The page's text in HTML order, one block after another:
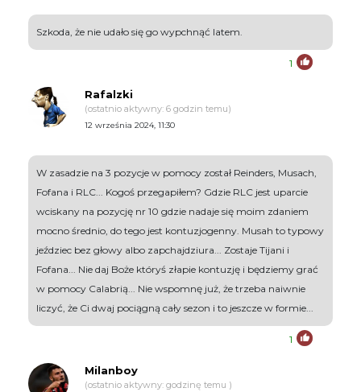
Szkoda, że nie udało się go wypchnąć latem.
1
Rafalzki
(ostatnio aktywny: 6 godzin temu)
12 września 2024, 11:30
W zasadzie na 3 pozycje w pomocy został Reinders, Musach,
Fofana i RLC... Kogoś przegapiłem? Gdzie RLC jest uparcie
wciskany na pozycję nr 10 gdzie nadaje się moim zdaniem
mocno średnio, do tego jest kontuzjogenny. Musah to typowy
jeździec bez głowy albo zapchajdziura... Zostaje Tijani i
Fofana... Nie daj Boże któryś złapie kontuzję i będziemy grać
w pomocy Calabrią... Nie wspomnę już, że trzeba naiwnie
liczyć, że Ci dwaj pociągną cały sezon i to jeszcze w formie...
1
Milanboy
(ostatnio aktywny: godzinę temu )